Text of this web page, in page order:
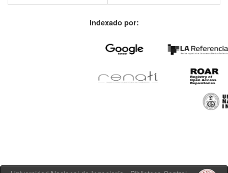
Indexado por: